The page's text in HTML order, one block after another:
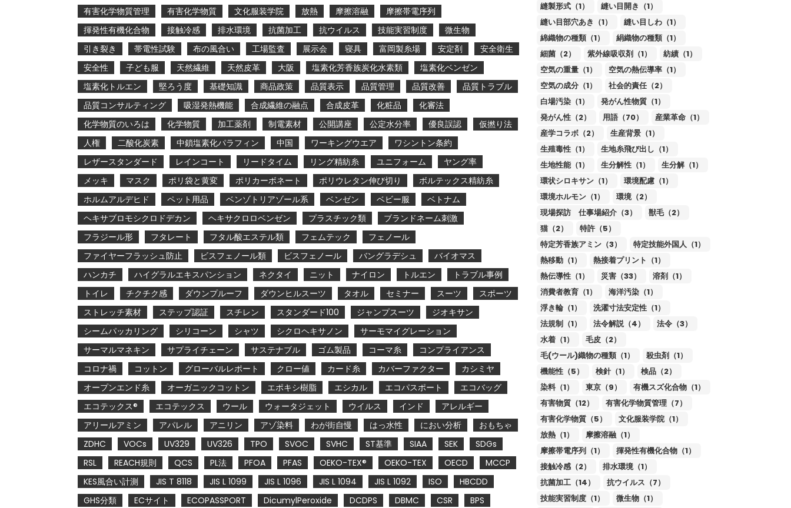
有害化学物質管理
有害化学物質 文化服装学院 放熱 摩擦溶融
摩擦帯電序列
揮発性有機化合物
接触冷感 排水環境 抗菌加工 抗ウイルス 技能実習制度
微生物
引き裂き
帯電性試験 布の風合い 工場監査 展示会 寝具 富岡製糸場 安定剤
安全衛生
安全性
子ども服 天然繊維 天然皮革 大阪 塩素化芳香族炭化水素類
塩素化ベンゼン
塩素化トルエン
堅ろう度 基礎知識 商品政策 品質表示 品質管理 品質改善
品質トラブル
品質コンサルティング
吸湿発熱機能 合成繊維の融点 合成皮革 化粧品
化審法
化学物質のいろは
化学物質 加工薬剤 制電素材 公開講座 公定水分率 優良誤認
仮撚り法
人権
二酸化炭素 中鎖塩素化パラフィン 中国 ワーキングウエア
ワシントン条約
レザースタンダード
レインコート リードタイム リング精紡糸 ユニフォーム
ヤング率
メッキ
マスク ポリ袋と黄変 ポリカーボネート ポリウレタン伸び切り
ボルテックス精紡糸
ホルムアルデヒド
ペット用品 ベンゾトリアゾール系 ベンゼン ベビー服
ベトナム
ヘキサブロモシクロドデカン
ヘキサクロロベンゼン プラスチック類
ブランドネーム刺激
フラジール形
フタレート フタル酸エステル類 フェムテック
フェノール
ファイヤーフラッシュ防止
ビスフェノール類 ビスフェノール バングラデシュ
バイオマス
ハンカチ
ハイグラルエキスパンション ネクタイ ニット ナイロン トルエン
トラブル事例
トイレ
チクチク感 ダウンプルーフ ダウンヒルスーツ タオル セミナー スーツ
スポーツ
ストレッチ素材
ステップ認証 スチレン スタンダード100 ジャンプスーツ
ジオキサン
シームパッカリング
シリコーン シャツ シクロヘキサノン
サーモマイグレーション
サーマルマネキン
サプライチェーン サステナブル ゴム製品 コーマ糸
コンプライアンス
コロナ禍
コットン グローバルレポート クロー値 カード糸 カバーファクター
カシミヤ
オープンエンド糸
オーガニックコットン エポキシ樹脂 エシカル エコパスポート
エコバッグ
エコテックス®
エコテックス ウール ウォータジェット ウイルス インド
アレルギー
アリールアミン
アパレル アニリン アゾ染料 わが街自慢 はっ水性 におい分析
おもちゃ
ZDHC
VOCs UV329 UV326 TPO SVOC SVHC ST基準 SIAA SEK
SDGs
RSL
REACH規則 QCS PL法 PFOA PFAS OEKO-TEX® OEKO-TEX OECD
MCCP
KES風合い計測
JIS T 8118 JIS L 1099 JIS L 1096 JIS L 1094 JIS L 1092 ISO
HBCDD
GHS分類
ECサイト ECOPASSPORT DicumylPeroxide DCDPS DBMC CSR
BPS
縫製形式（1）
縫い目開き（1）
縫い目部穴あき（1）
縫い目しわ（1）
綿織物の種類（1）
絹織物の種類（1）
細菌（2）
紫外線吸収剤（1）
紡績（1）
空気の重量（1）
空気の熱伝導率（1）
空気の成分（1）
社会的責任（2）
白場汚染（1）
発がん性物質（1）
発がん性（2）
用語（70）
産業革命（1）
産学コラボ（2）
生産背景（1）
生殖毒性（1）
生地糸飛び出し（1）
生地性能（1）
生分解性（1）
生分解（1）
環状シロキサン（1）
環境配慮（1）
環境ホルモン（1）
環境（2）
現場探訪 仕事場紹介（3）
獣毛（2）
猫（2）
特許（5）
特定芳香族アミン（3）
特定技能外国人（1）
熱移動（1）
熱接着プリント（1）
熱伝導性（1）
災害（33）
溶剤（1）
消費者教育（1）
海洋汚染（1）
浮き輪（1）
洗濯寸法安定性（1）
法規制（1）
法令解説（4）
法令（3）
水着（1）
毛皮（2）
毛(ウール)織物の種類（1）
殺虫剤（1）
機能性（5）
検針（1）
検品（2）
染料（1）
東京（9）
有機スズ化合物（1）
有害物質（12）
有害化学物質管理（7）
有害化学物質（5）
文化服装学院（1）
放熱（1）
摩擦溶融（1）
摩擦帯電序列（1）
揮発性有機化合物（1）
接触冷感（2）
排水環境（1）
抗菌加工（14）
抗ウイルス（7）
技能実習制度（1）
微生物（1）